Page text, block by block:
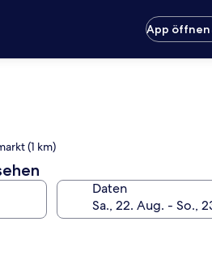
App öffnen
(1 km)
Daten